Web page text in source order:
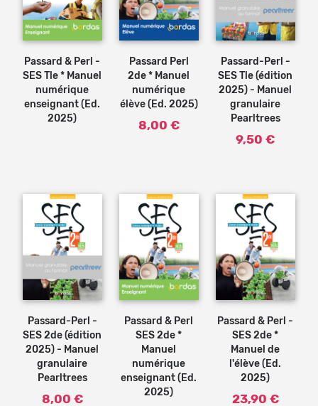
Passard & Perl -
SES Tle * Manuel
numérique
enseignant (Ed.
2025)
Ajouter
au
Passard Perl
2de * Manuel
numérique
élève (Ed. 2025)
8,00 €
Passard-Perl -
SES Tle (édition
2025) - Manuel
granulaire
Pearltrees
9,50 €
Passard-Perl -
SES 2de (édition
2025) - Manuel
granulaire
Pearltrees
8,00 €
Passard & Perl
SES 2de *
Manuel
numérique
enseignant (Ed.
2025)
Ajouter
au
Passard & Perl -
SES 2de *
Manuel de
l'élève (Ed.
2025)
23,90 €